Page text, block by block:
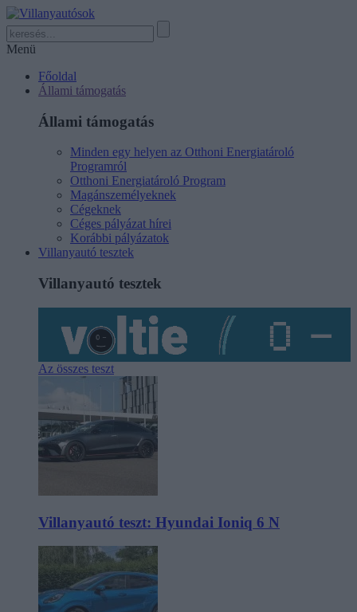
Menü
Főoldal
Állami támogatás
Állami támogatás
Minden egy helyen az Otthoni Energiatároló
Programról
Otthoni Energiatároló Program
Magánszemélyeknek
Cégeknek
Céges pályázat hírei
Korábbi pályázatok
Villanyautó tesztek
Villanyautó tesztek
Az összes teszt
Villanyautó teszt: Hyundai Ioniq 6 N